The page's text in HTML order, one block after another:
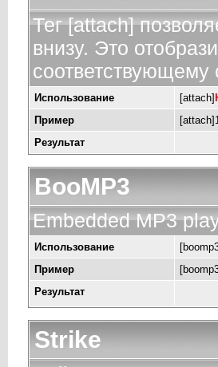
Тег [attach]
внизу. Это
Использование [attach]
Пример
Результат
BooMP3
Embedded MP3
Использование
Пример
Результат
Strike